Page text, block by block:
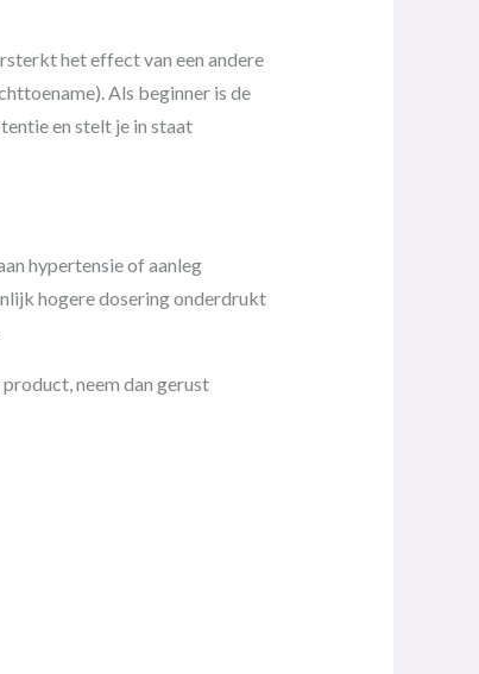
het effect van een andere
Als beginner is de
en stelt je in staat
hypertensie of aanleg
hogere dosering onderdrukt
neem dan gerust